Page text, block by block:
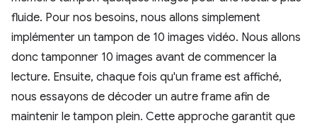
fluide. Pour nos besoins, nous allons simplement
implémenter un tampon de 10 images vidéo. Nous allons
donc tamponner 10 images avant de commencer la
lecture. Ensuite, chaque fois qu'un frame est affiché,
nous essayons de décoder un autre frame afin de
maintenir le tampon plein. Cette approche garantit que